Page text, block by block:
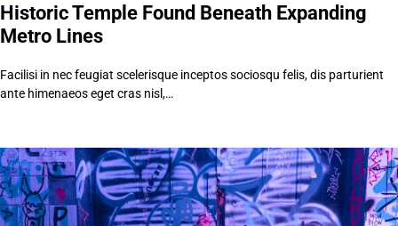
Historic Temple Found Beneath Expanding
Metro Lines
Facilisi in nec feugiat scelerisque inceptos sociosqu felis, dis parturient
ante himenaeos eget cras nisl,…